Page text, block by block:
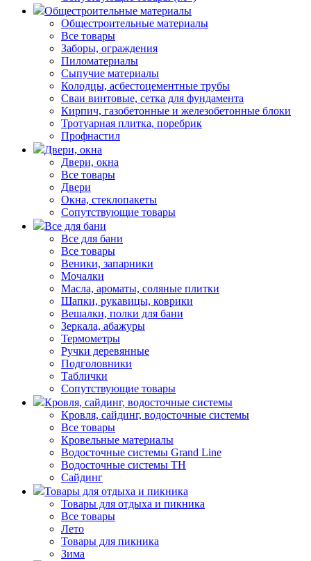
Общестроительные материалы
Общестроительные материалы
Все товары
Заборы, ограждения
Пиломатериалы
Сыпучие материалы
Колодцы, асбестоцементные трубы
Сваи винтовые, сетка для фундамента
Кирпич, газобетонные и железобетонные блоки
Тротуарная плитка, поребрик
Профнастил
Двери, окна
Двери, окна
Все товары
Двери
Окна, стеклопакеты
Сопутствующие товары
Все для бани
Все для бани
Все товары
Веники, запарники
Мочалки
Масла, ароматы, соляные плитки
Шапки, рукавицы, коврики
Вешалки, полки для бани
Зеркала, абажуры
Термометры
Ручки деревянные
Подголовники
Таблички
Сопутствующие товары
Кровля, сайдинг, водосточные системы
Кровля, сайдинг, водосточные системы
Все товары
Кровельные материалы
Водосточные системы Grand Line
Водосточные системы ТН
Сайдинг
Товары для отдыха и пикника
Товары для отдыха и пикника
Все товары
Лето
Товары для пикника
Зима